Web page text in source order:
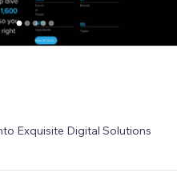
Exquisite Digital Solutions